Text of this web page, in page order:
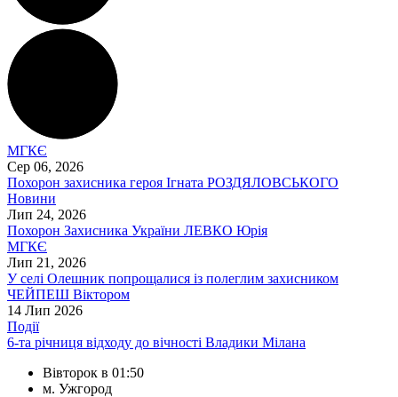
МГКЄ
Сер 06, 2026
Похорон захисника героя Ігната РОЗДЯЛОВСЬКОГО
Новини
Лип 24, 2026
Похорон Захисника України ЛЕВКО Юрія
МГКЄ
Лип 21, 2026
У селі Олешник попрощалися із полеглим захисником
ЧЕЙПЕШ Віктором
14 Лип 2026
Події
6-та річниця відходу до вічності Владики Мілана
Вівторок в 01:50
м. Ужгород